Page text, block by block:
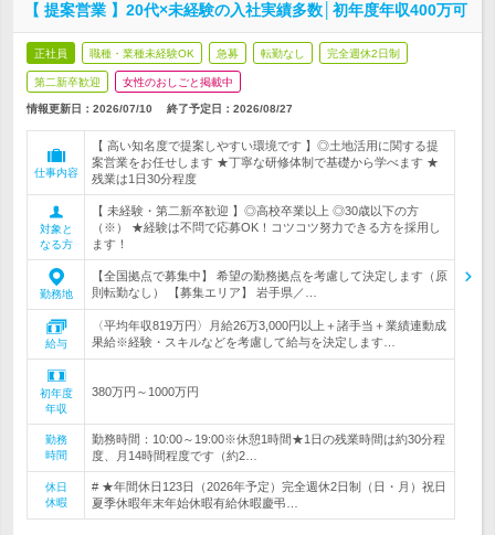
【 提案営業 】20代×未経験の入社実績多数│初年度年収400万可
正社員 職種・業種未経験OK 急募 転勤なし 完全週休2日制
第二新卒歓迎 女性のおしごと掲載中
情報更新日：2026/07/10 終了予定日： 2026/08/27
仕事内容
【 高い知名度で提案しやすい環境です 】◎土地活用に関する提
案営業をお任せします ★丁寧な研修体制で基礎から学べます ★
残業は1日30分程度
対象と
なる方
【 未経験・第二新卒歓迎 】◎高校卒業以上 ◎30歳以下の方
（※） ★経験は不問で応募OK！コツコツ努力できる方を採用し
ます！
勤務地
【全国拠点で募集中】 希望の勤務拠点を考慮して決定します（原
則転勤なし） 【募集エリア】 岩手県／…
給与
〈平均年収819万円〉月給26万3,000円以上＋諸手当＋業績連動成
果給※経験・スキルなどを考慮して給与を決定します…
初年度
年収
380万円～1000万円
勤務
時間
勤務時間：10:00～19:00※休憩1時間★1日の残業時間は約30分程
度、月14時間程度です（約2…
休日
休暇
# ★年間休日123日（2026年予定）完全週休2日制（日・月）祝日
夏季休暇年末年始休暇有給休暇慶弔…